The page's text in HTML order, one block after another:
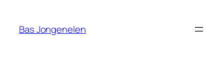
Bas Jongenelen